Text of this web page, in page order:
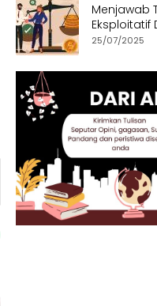
Menjawab
Eksploitatif
Etis dan
25/07/2025